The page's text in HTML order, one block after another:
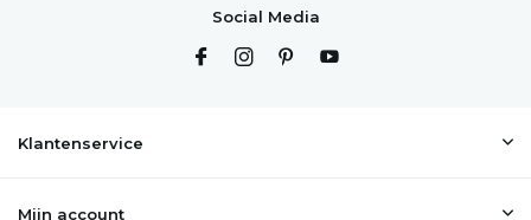
Social Media
Klantenservice
Mijn account